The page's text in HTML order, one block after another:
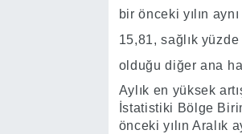
bir önceki yılın
15,81, sağlık
olduğu diğer ana
Aylık en yüksek
İstatistiki Bölge
önceki yılın Aralık